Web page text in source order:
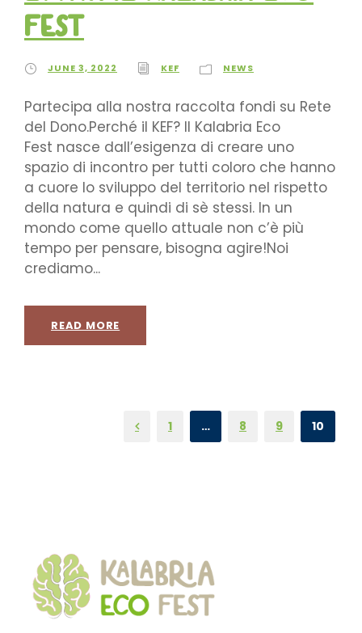
Fest
JUNE 3, 2022 KEF NEWS
Partecipa alla nostra raccolta fondi su Rete
del Dono.Perché il KEF? Il Kalabria Eco
Fest nasce dall’esigenza di creare uno
spazio di incontro per tutti coloro che hanno
a cuore lo sviluppo del territorio nel rispetto
della natura e quindi di sè stessi. In un
mondo come quello attuale non c’è più
tempo per pensare, bisogna agire!Noi
crediamo...
READ MORE
1 … 8 9 10